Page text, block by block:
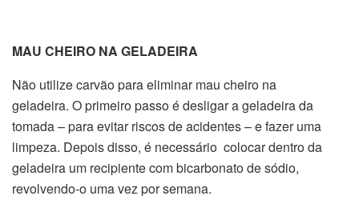
MAU CHEIRO NA GELADEIRA
Não utilize carvão para eliminar mau cheiro na
geladeira. O primeiro passo é desligar a geladeira da
tomada – para evitar riscos de acidentes – e fazer uma
limpeza. Depois disso, é necessário colocar dentro da
geladeira um recipiente com bicarbonato de sódio,
revolvendo-o uma vez por semana.